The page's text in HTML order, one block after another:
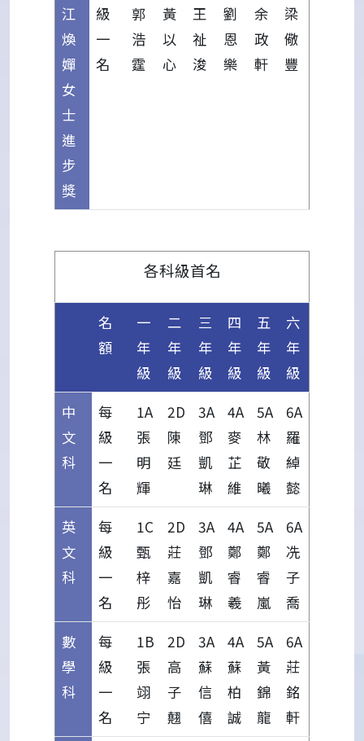
江
煥
嬋
女
士
進
步
獎
級
一
名
郭
浩
霆
黃
以
心
王
祉
浚
劉
恩
樂
余
政
軒
梁
儆
豐
各科級首名
名
額
一
年
級
二
年
級
三
年
級
四
年
級
五
年
級
六
年
級
中
文
科
每
級
一
名
1A
張
明
輝
2D
陳
廷
3A
鄧
凱
琳
4A
麥
芷
維
5A
林
敬
曦
6A
羅
綽
懿
英
文
科
每
級
一
名
1C
甄
梓
彤
2D
莊
嘉
怡
3A
鄧
凱
琳
4A
鄭
睿
羲
5A
鄭
睿
嵐
6A
冼
子
喬
數
學
科
每
級
一
名
1B
張
翊
宁
2D
高
子
翹
3A
蘇
信
僖
4A
蘇
柏
誠
5A
黃
錦
龍
6A
莊
銘
軒